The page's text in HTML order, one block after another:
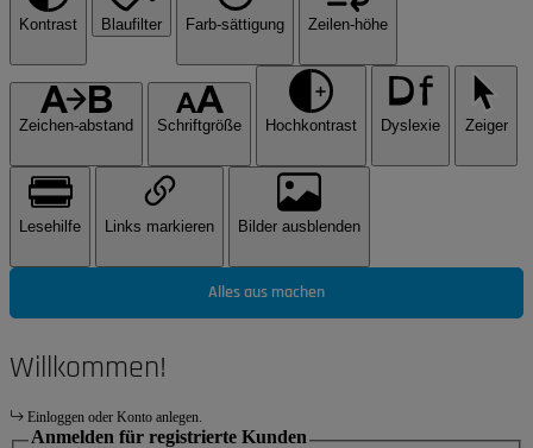
Kontrast Blaufilter Farb-sättigung Zeilen-höhe
Zeichen-abstand Schriftgröße Hochkontrast Dyslexie Zeiger
Lesehilfe Links markieren Bilder ausblenden
Alles aus machen
Willkommen!
Einloggen oder Konto anlegen.
Anmelden für registrierte Kunden